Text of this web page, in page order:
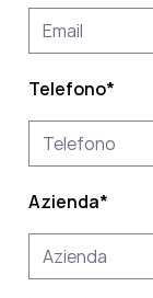
Telefono*
Azienda*